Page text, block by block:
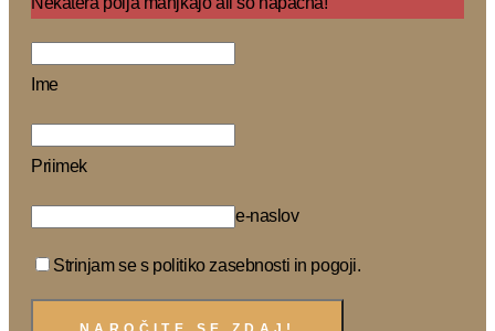
Ime
Priimek
e-naslov
Strinjam se s politiko zasebnosti in pogoji.